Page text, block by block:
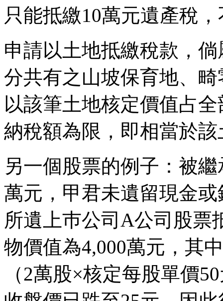
只能抵繳10萬元遺產稅
申請以土地抵繳稅款，
分共有之山坡保育地、
以該筆土地核定價值占
納稅額為限，即相當於
另一個股票的例子：被
萬元，甲君未遺留現金
所遺上巿公司A公司股票
物價值為4,000萬元，其
（2萬股×核定每股單價